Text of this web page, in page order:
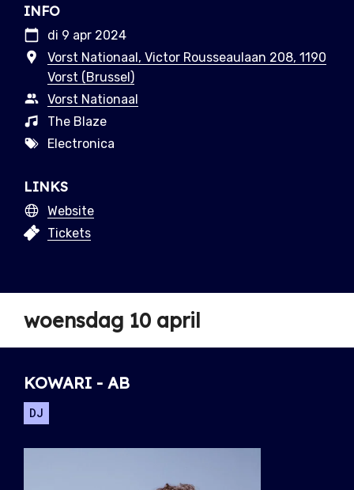
INFO
di 9 apr 2024
Vorst Nationaal, Victor Rousseaulaan 208, 1190
Vorst (Brussel)
Vorst Nationaal
The Blaze
Electronica
LINKS
Website
Tickets
woensdag 10 april
KOWARI - AB
DJ